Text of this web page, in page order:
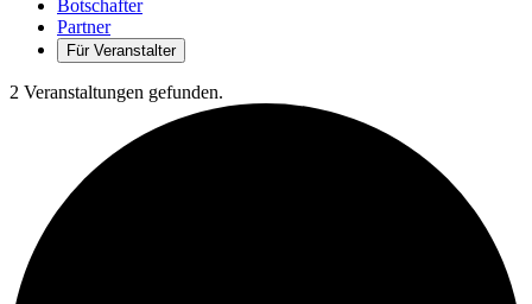
Botschafter
Partner
Für Veranstalter
2 Veranstaltungen gefunden.